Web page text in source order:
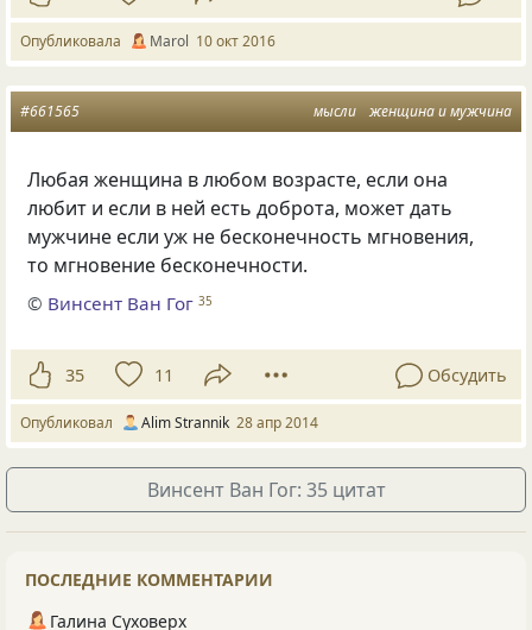
Опубликовала Маrol 10 окт 2016
мысли женщина и мужчина
#661565
Любая женщина в любом возрасте, если она
любит и если в ней есть доброта, может дать
мужчине если уж не бесконечность мгновения,
то мгновение бесконечности.
© Винсент Ван Гог 35
35 11 Обсудить
Опубликовал Alim Strannik 28 апр 2014
Винсент Ван Гог: 35 цитат
ПОСЛЕДНИЕ КОММЕНТАРИИ
Галина Суховерх